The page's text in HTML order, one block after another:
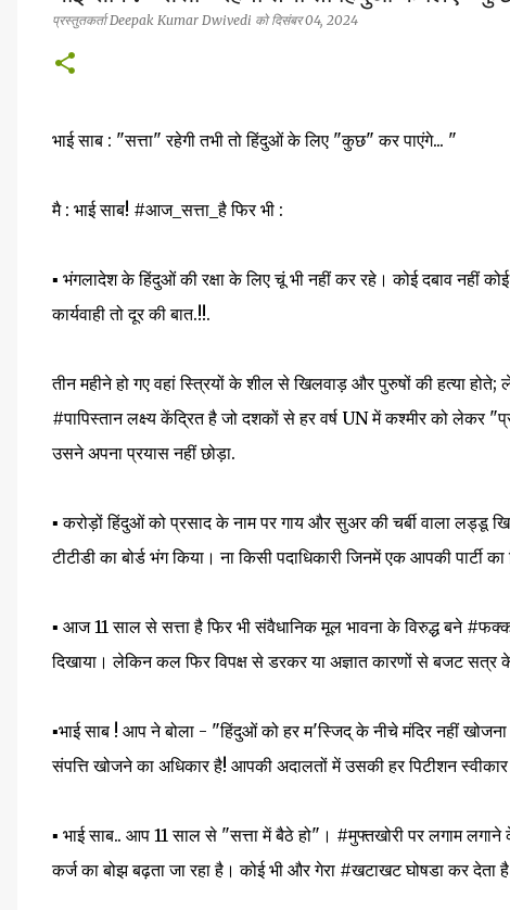
प्रस्तुतकर्ताDeepak Kumar Dwivedi कोदिसंबर 04, 2024
भाई साब : "सत्ता" रहेगी तभी तो हिंदुओं के लिए "कुछ" कर पाएंगे... "
मै : भाई साब! #आज_सत्ता_है फिर भी :
▪️ भंगलादेश के हिंदुओं की रक्षा के लिए चूं भी नहीं कर रहे। कोई दबाव
कार्यवाही तो दूर की बात.!!.
तीन महीने हो गए वहां स्त्रियों के शील से खिलवाड़ और पुरुषों की हत्या
#पापिस्तान लक्ष्य केंद्रित है जो दशकों से हर वर्ष UN में कश्मीर को लेकर
उसने अपना प्रयास नहीं छोड़ा.
▪️ करोड़ों हिंदुओं को प्रसाद के नाम पर गाय और सुअर की चर्बी वाला लड्डू
टीटीडी का बोर्ड भंग किया। ना किसी पदाधिकारी जिनमें एक आपकी पार्टी
▪️ आज 11 साल से सत्ता है फिर भी संवैधानिक मूल भावना के विरुद्ध बने
दिखाया। लेकिन कल फिर विपक्ष से डरकर या अज्ञात कारणों से बजट
▪️भाई साब ! आप ने बोला - "हिंदुओं को हर म'स्जिद् के नीचे मंदिर नहीं
संपत्ति खोजने का अधिकार है! आपकी अदालतों में उसकी हर पिटीशन
▪️ भाई साब.. आप 11 साल से "सत्ता में बैठे हो"। #मुफ्तखोरी पर लगाम
कर्ज का बोझ बढ़ता जा रहा है। कोई भी और गेरा #खटाखट घोषडा कर